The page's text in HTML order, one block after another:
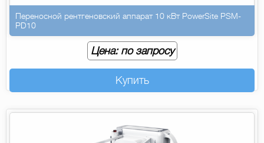
Переносной рентгеновский аппарат 10 кВт PowerSite PSM-
PD10
Цена: по запросу
Купить